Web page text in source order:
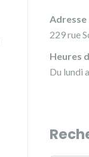
Adresse
229 rue
Heures
Du lundi